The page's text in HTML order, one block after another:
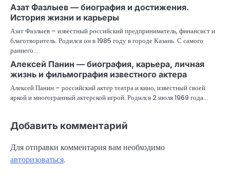
Азат Фазлыев — биография и достижения.
История жизни и карьеры
Азат Фазлыев – известный российский предприниматель, финансист и
благотворитель. Родился он в 1985 году в городе Казань. С самого
раннего…
Алексей Панин — биография, карьера, личная
жизнь и фильмография известного актера
Алексей Панин – российский актер театра и кино, известный своей
яркой и многогранный актерской игрой. Родился 2 июля 1969 года…
Добавить комментарий
Для отправки комментария вам необходимо
авторизоваться.